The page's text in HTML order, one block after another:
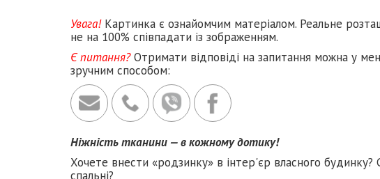
Увага! Картинка є ознайомчим матеріалом. Реальне
не на 100% співпадати із зображенням.
Є питання?Отримати відповіді на запитання можна у
зручним способом:
Ніжність тканини — в кожному дотику!
Хочете внести «родзинку» в інтер'єр власного
спальні?